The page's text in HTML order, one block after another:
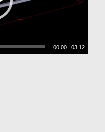
00:00 |03:12